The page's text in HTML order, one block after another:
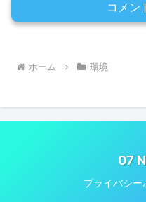
コメン
ホーム 環境
07
プライバシ